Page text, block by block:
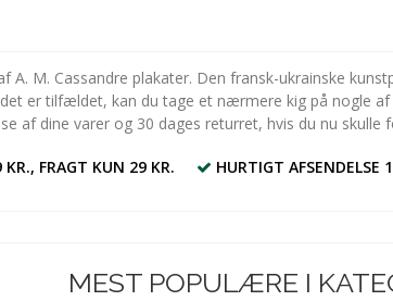
A. M. Cassandre plakater. Den fransk-ukrainske
er tilfældet, kan du tage et nærmere kig på nogle
af dine varer og 30 dages returret, hvis du nu skulle
FRAGT KUN 29 KR. HURTIGT AFSENDELSE
MEST POPULÆRE I